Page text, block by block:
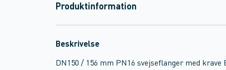
Produktinformation
Beskrivelse
DN150 / 156 mm PN16 svejseflanger med krave